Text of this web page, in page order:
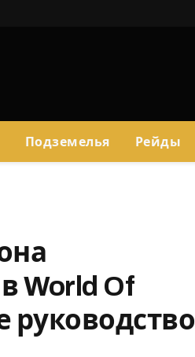
Подземелья Рейды
World Of
руководство